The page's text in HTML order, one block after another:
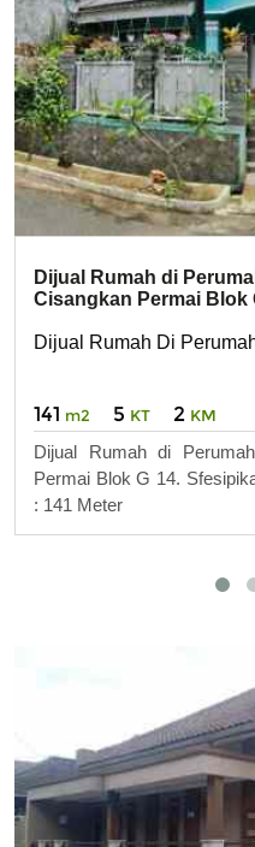
Dijual Rumah di
Cisangkan Permai Blok
Dijual Rumah Di
141 m2 5 KT 2 KM
Dijual Rumah di
Permai Blok G 14.
: 141 Meter